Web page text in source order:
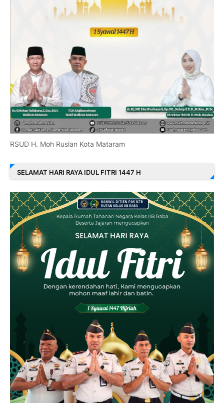
RSUD H. Moh Ruslan Kota Mataram
SELAMAT HARI RAYA IDUL FITRI 1447 H